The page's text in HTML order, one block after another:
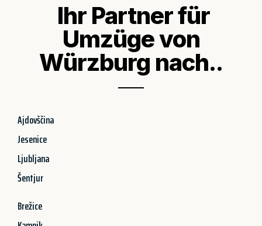
Ihr Partner für
Umzüge von
Würzburg nach..
Ajdovščina
Jesenice
Ljubljana
Šentjur
Brežice